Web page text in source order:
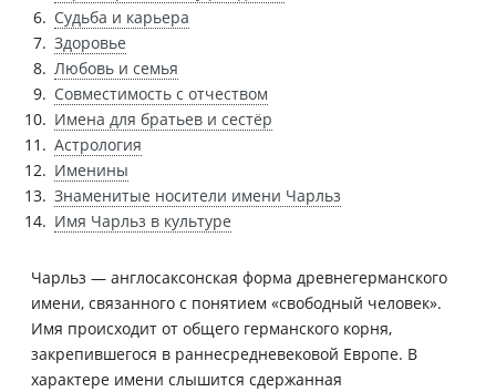
Судьба и карьера
Здоровье
Любовь и семья
Совместимость с отчеством
Имена для братьев и сестёр
Астрология
Именины
Знаменитые носители имени Чарльз
Имя Чарльз в культуре
Чарльз — англосаксонская форма древнегерманского
имени, связанного с понятием «свободный человек».
Имя происходит от общего германского корня,
закрепившегося в раннесредневековой Европе. В
характере имени слышится сдержанная